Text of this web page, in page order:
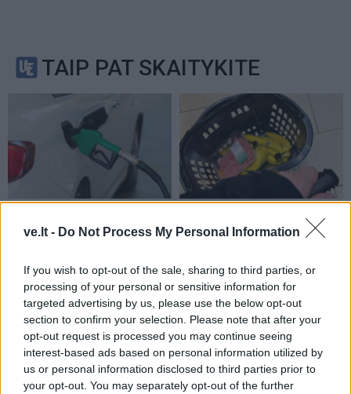
ve.lt - Do Not Process My Personal Information
If you wish to opt-out of the sale, sharing to third parties, or
processing of your personal or sensitive information for
targeted advertising by us, please use the below opt-out
section to confirm your selection. Please note that after your
opt-out request is processed you may continue seeing
interest-based ads based on personal information utilized by
us or personal information disclosed to third parties prior to
your opt-out. You may separately opt-out of the further
TAIP PAT SKAITYKITE
Pasaulis
JK vairuotojai kasdien
tūkstančių svarų(1)
Pasaulis
Sausra Anglijoje:
britiškų maisto produktų,
kils kainos